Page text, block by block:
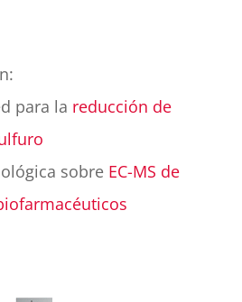
para la reducción de
sobre EC-MS de